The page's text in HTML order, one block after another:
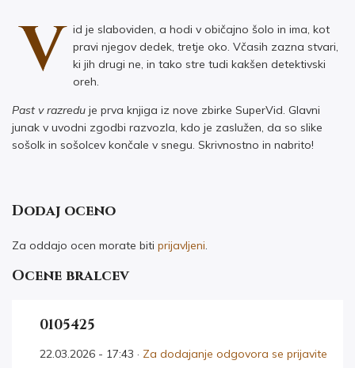
V id je slaboviden, a hodi v običajno šolo in ima, kot
pravi njegov dedek, tretje oko. Včasih zazna stvari,
ki jih drugi ne, in tako stre tudi kakšen detektivski
oreh.
Past v razredu je prva knjiga iz nove zbirke SuperVid. Glavni
junak v uvodni zgodbi razvozla, kdo je zaslužen, da so slike
sošolk in sošolcev končale v snegu. Skrivnostno in nabrito!
Dodaj oceno
Za oddajo ocen morate biti prijavljeni.
Ocene bralcev
0105425
22.03.2026 - 17:43 · Za dodajanje odgovora se prijavite